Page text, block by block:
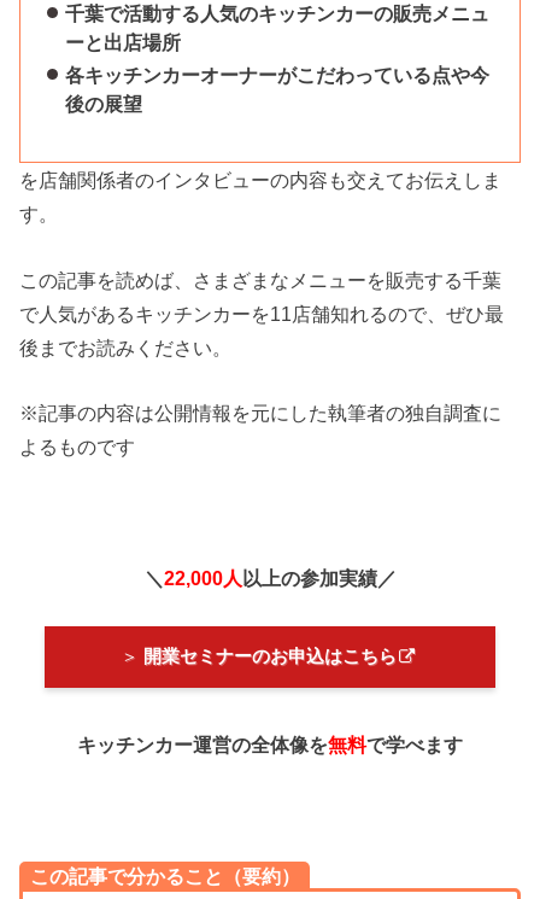
千葉で活動する人気のキッチンカーの販売メニュ
ーと出店場所
各キッチンカーオーナーがこだわっている点や今
後の展望
を店舗関係者のインタビューの内容も交えてお伝えしま
す。
この記事を読めば、さまざまなメニューを販売する千葉
で人気があるキッチンカーを11店舗知れるので、ぜひ最
後までお読みください。
※記事の内容は公開情報を元にした執筆者の独自調査に
よるものです
＼ 22,000人 以上の参加実績／
＞ 開業セミナーのお申込はこちら
キッチンカー運営の全体像を無料で学べます
この記事で分かること（要約）